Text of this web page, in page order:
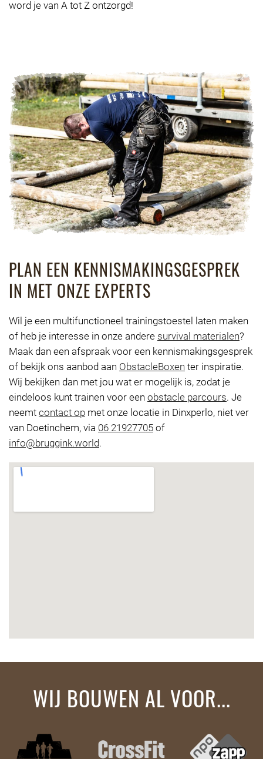
word je van A tot Z ontzorgd!
PLAN EEN KENNISMAKINGSGESPREK
IN MET ONZE EXPERTS
Wil je een multifunctioneel trainingstoestel laten maken
of heb je interesse in onze andere survival materialen?
Maak dan een afspraak voor een kennismakingsgesprek
of bekijk ons aanbod aan ObstacleBoxen ter inspiratie.
Wij bekijken dan met jou wat er mogelijk is, zodat je
eindeloos kunt trainen voor een obstacle parcours. Je
neemt contact op met onze locatie in Dinxperlo, niet ver
van Doetinchem, via 06 21927705 of
info@bruggink.world.
WIJ BOUWEN AL VOOR...